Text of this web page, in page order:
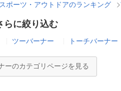
スポーツ・アウトドアのランキング
らに絞り込む
ツーバーナー トーチバーナー
ーのカテゴリページを見る